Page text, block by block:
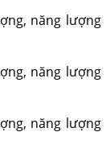
năng lượng
năng lượng
năng lượng